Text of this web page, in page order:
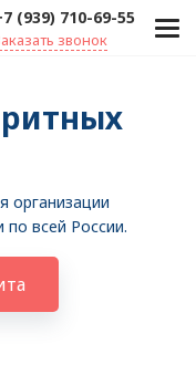
(939) 710-69-55
звонок
всей России.